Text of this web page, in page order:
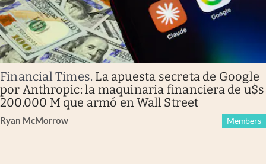
Financial Times. La apuesta secreta de Google
por Anthropic: la maquinaria financiera de u$s
200.000 M que armó en Wall Street
Ryan McMorrow Members